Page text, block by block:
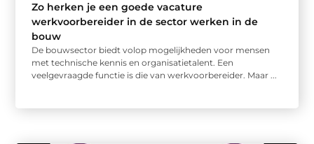
Zo herken je een goede vacature
werkvoorbereider in de sector werken in de
bouw
De bouwsector biedt volop mogelijkheden voor mensen
met technische kennis en organisatietalent. Een
veelgevraagde functie is die van werkvoorbereider. Maar ...